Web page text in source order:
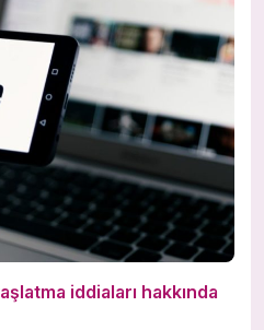
iddiaları hakkında